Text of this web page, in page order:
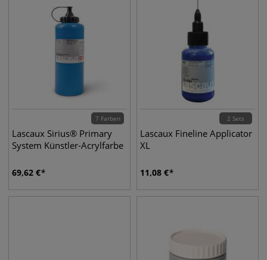
7 Farben
Lascaux Sirius® Primary
System Künstler-Acrylfarbe
69,62 €
2 Sets
Lascaux Fineline Applicator
XL
11,08 €